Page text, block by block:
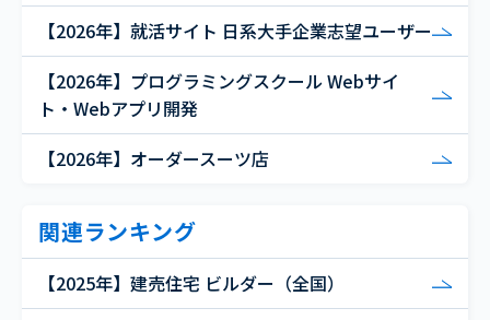
【2026年】就活サイト 日系大手企業志望ユーザー
【2026年】プログラミングスクール Webサイ
ト・Webアプリ開発
【2026年】オーダースーツ店
関連ランキング
【2025年】建売住宅 ビルダー（全国）